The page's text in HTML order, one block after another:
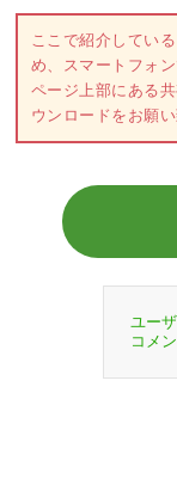
ここで紹介してい
め、スマートフォ
ページ上部にある
ウンロードをお願い
ユー
コメ